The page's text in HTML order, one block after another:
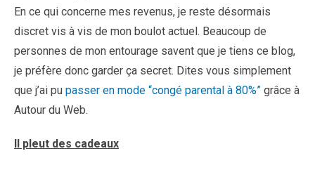
En ce qui concerne mes revenus, je reste désormais
discret vis à vis de mon boulot actuel. Beaucoup de
personnes de mon entourage savent que je tiens ce blog,
je préfère donc garder ça secret. Dites vous simplement
que j’ai pu passer en mode “congé parental à 80%” grâce à
Autour du Web.
Il pleut des cadeaux